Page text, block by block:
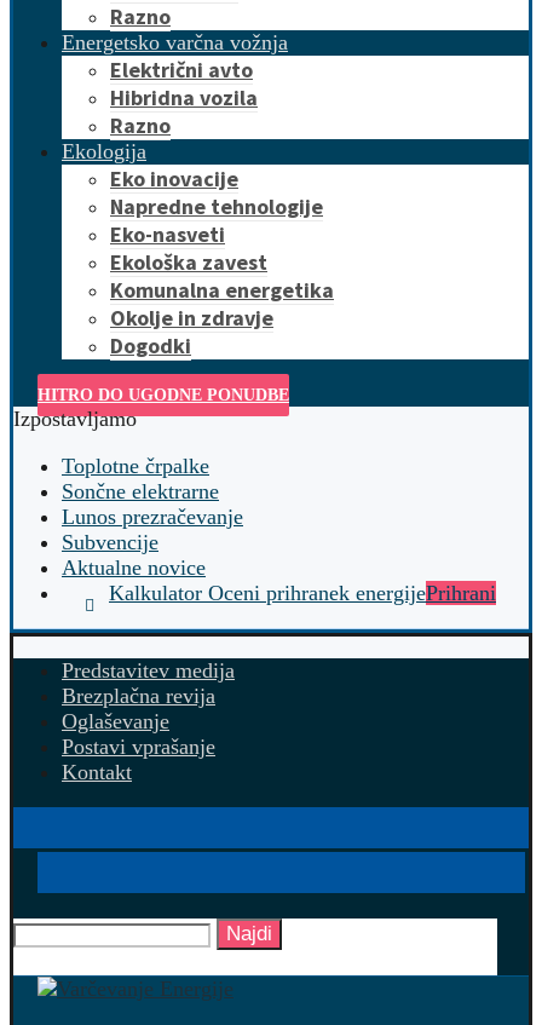
Razno
Energetsko varčna vožnja
Električni avto
Hibridna vozila
Razno
Ekologija
Eko inovacije
Napredne tehnologije
Eko-nasveti
Ekološka zavest
Komunalna energetika
Okolje in zdravje
Dogodki
HITRO DO UGODNE PONUDBE
Izpostavljamo
Toplotne črpalke
Sončne elektrarne
Lunos prezračevanje
Subvencije
Aktualne novice
Kalkulator Oceni prihranek energijePrihrani
Predstavitev medija
Brezplačna revija
Oglaševanje
Postavi vprašanje
Kontakt
Najdi